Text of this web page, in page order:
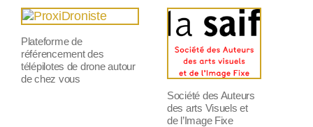
Plateforme de
référencement des
télépilotes de drone autour
de chez vous
Société des Auteurs
des arts Visuels et
de l’Image Fixe